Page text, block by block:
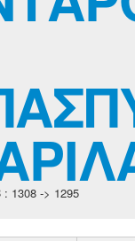
: 1308 -> 1295